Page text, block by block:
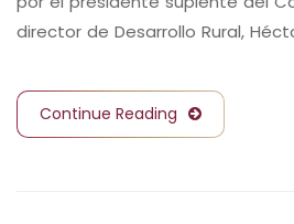
director de Desarrollo Rural,
Continue Reading